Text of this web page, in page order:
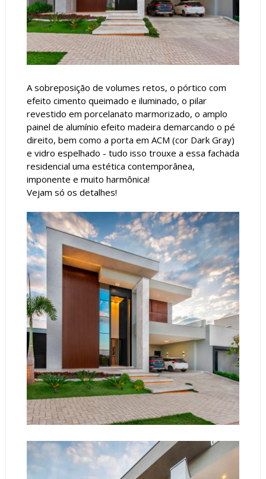
A sobreposição de volumes retos, o pórtico com
efeito cimento queimado e iluminado, o pilar
revestido em porcelanato marmorizado, o amplo
painel de alumínio efeito madeira demarcando o pé
direito, bem como a porta em ACM (cor Dark Gray)
e vidro espelhado - tudo isso trouxe a essa fachada
residencial uma estética contemporânea,
imponente e muito harmônica!
Vejam só os detalhes!